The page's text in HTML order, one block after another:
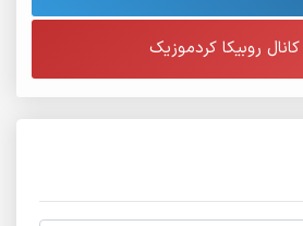
کانال روبیکا کردموزیک